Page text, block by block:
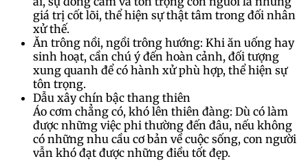
giá trị cốt lõi, thể hiện sự thật tâm trong đối nhân
xử thế.
Ăn trông nồi, ngồi trông hướng: Khi ăn uống hay
sinh hoạt, cần chú ý đến hoàn cảnh, đối tượng
xung quanh để có hành xử phù hợp, thể hiện sự
tôn trọng.
Dẫu xây chín bậc thang thiên
Áo cơm chẳng có, khó lên thiên đàng: Dù có làm
được những việc phi thường đến đâu, nếu không
có những nhu cầu cơ bản về cuộc sống, con người
vẫn khó đạt được những điều tốt đẹp.